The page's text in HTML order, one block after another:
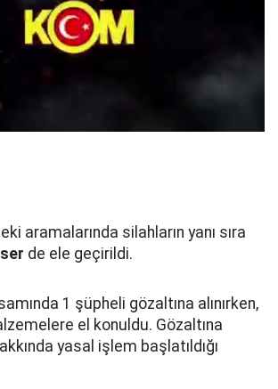
aramalarında silahların yanı sıra
de ele geçirildi.
1 şüpheli gözaltına alınırken,
el konuldu. Gözaltına
yasal işlem başlatıldığı